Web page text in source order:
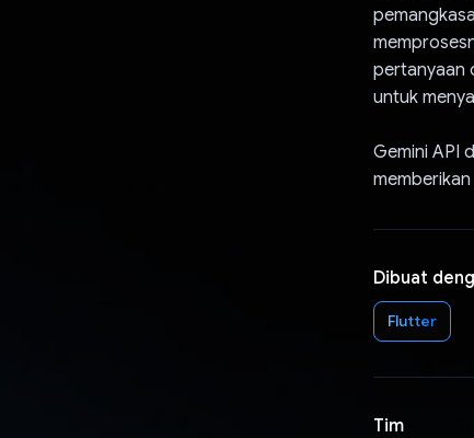
pertanyaan
untuk
Gemini API
Dibuat
Flutter
Tim